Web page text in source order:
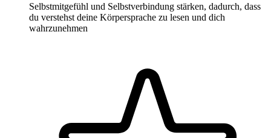
Selbstmitgefühl und Selbstverbindung stärken, dadurch, dass
du verstehst deine Körpersprache zu lesen und dich
wahrzunehmen